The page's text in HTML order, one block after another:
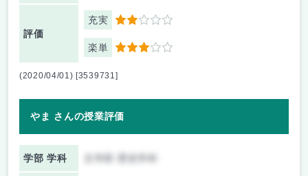
評価
充実 2
楽単 3
(2020/04/01) [3539731]
やま さんの授業評価
学部 学科